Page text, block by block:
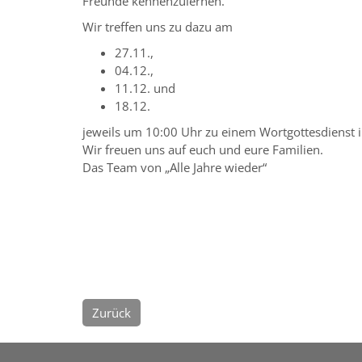
Wir treffen uns zu dazu am
27.11.,
04.12.,
11.12. und
18.12.
jeweils um 10:00 Uhr zu einem Wortgottesdienst
Wir freuen uns auf euch und eure Familien.
Das Team von „Alle Jahre wieder“
Zurück